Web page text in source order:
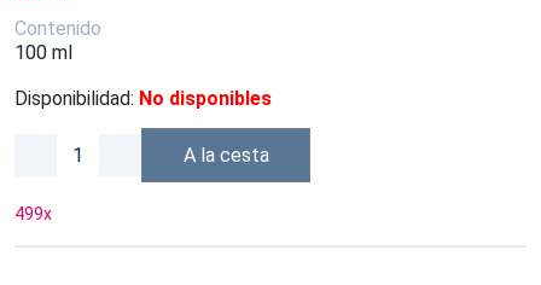
Contenido
100 ml
Disponibilidad: No disponibles
A la cesta
499x